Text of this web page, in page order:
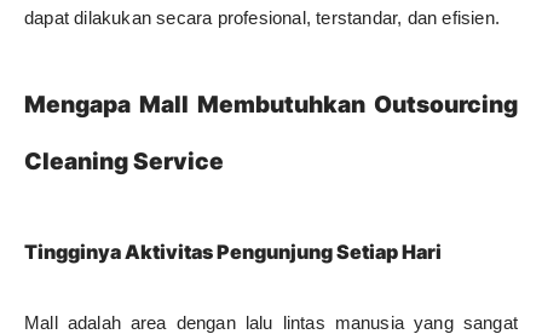
dapat dilakukan secara profesional, terstandar, dan efisien.
Mengapa Mall Membutuhkan Outsourcing
Cleaning Service
Tingginya Aktivitas Pengunjung Setiap Hari
Mall adalah area dengan lalu lintas manusia yang sangat